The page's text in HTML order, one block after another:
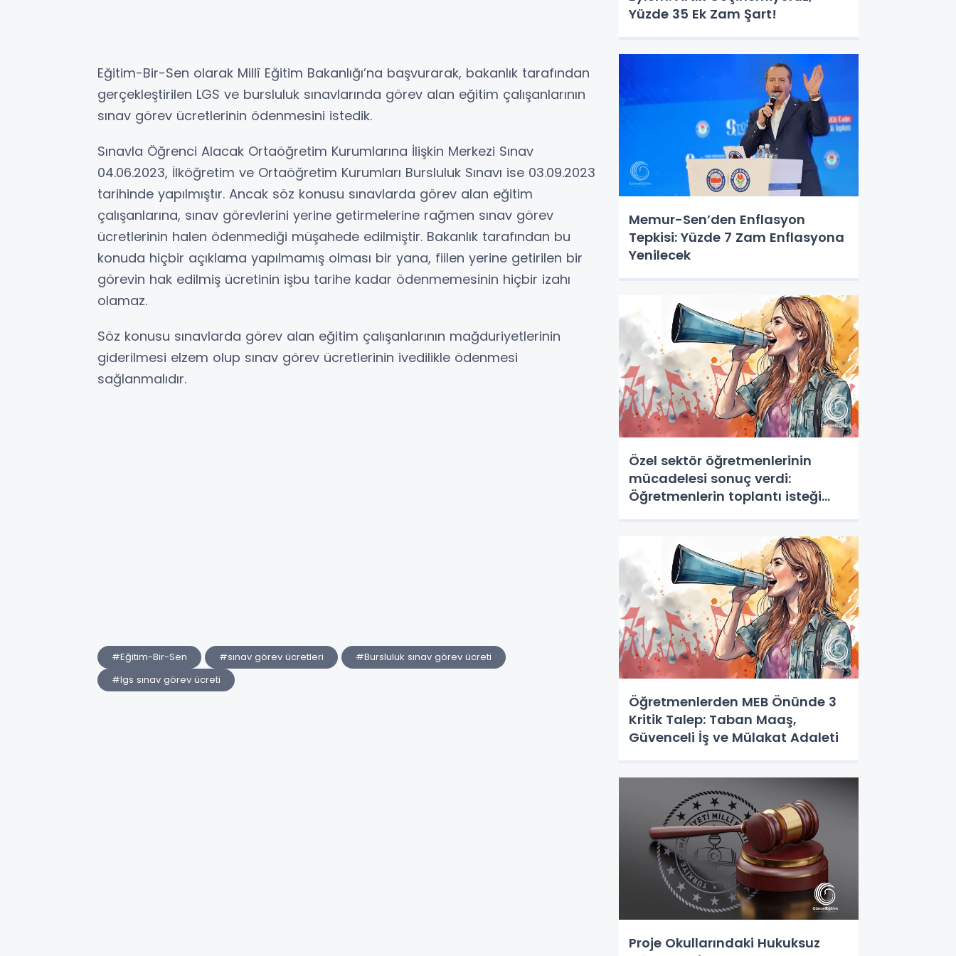
Eğitim-Bir-Sen olarak Millî Eğitim Bakanlığı’na başvurarak, bakanlık tarafından
gerçekleştirilen LGS ve bursluluk sınavlarında görev alan eğitim çalışanlarının
sınav görev ücretlerinin ödenmesini istedik.
Sınavla Öğrenci Alacak Ortaöğretim Kurumlarına İlişkin Merkezi Sınav
04.06.2023, İlköğretim ve Ortaöğretim Kurumları Bursluluk Sınavı ise 03.09.2023
tarihinde yapılmıştır. Ancak söz konusu sınavlarda görev alan eğitim
çalışanlarına, sınav görevlerini yerine getirmelerine rağmen sınav görev
ücretlerinin halen ödenmediği müşahede edilmiştir. Bakanlık tarafından bu
konuda hiçbir açıklama yapılmamış olması bir yana, fiilen yerine getirilen bir
görevin hak edilmiş ücretinin işbu tarihe kadar ödenmemesinin hiçbir izahı
olamaz.
Söz konusu sınavlarda görev alan eğitim çalışanlarının mağduriyetlerinin
giderilmesi elzem olup sınav görev ücretlerinin ivedilikle ödenmesi
sağlanmalıdır.
#Eğitim-Bir-Sen #sınav görev ücretleri
#Bursluluk sınav görev ücreti
#lgs sınav görev ücreti
Yüzde 35 Ek Zam Şart!
Memur-Sen’den Enflasyon
Tepkisi: Yüzde 7 Zam Enflasyona
Yenilecek
Özel sektör öğretmenlerinin
mücadelesi sonuç verdi:
Öğretmenlerin toplantı isteği
Öğretmenlerden MEB Önünde 3
Kritik Talep: Taban Maaş,
Güvenceli İş ve Mülakat Adaleti
Proje Okullarındaki Hukuksuz